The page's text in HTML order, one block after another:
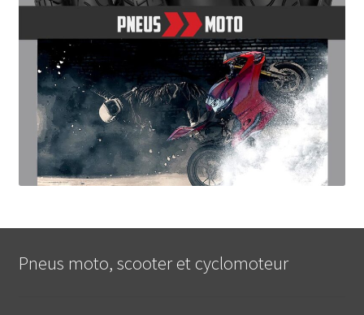
Pneus moto, scooter et cyclomoteur